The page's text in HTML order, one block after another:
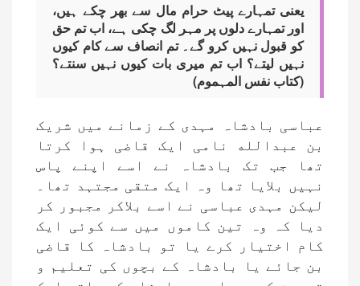
یعنی تمہارے پیٹ حرام مال سے بھر چکے ہیں،
اور تمہارے دلوں پر مہر لگ چکی ہے، اب تم حق
کو قبول نہیں کرو گے۔ تم انصاف سے کام کیوں
نہیں لیتے؟ اب تم میری بات کیوں نہیں سنتے؟
(کتاب نفس المہموم)
عباسی بادشاہ مہدی کے زمانے میں شریک
بن عبدالله نامی ایک قاضی ہوا کرتا
تھا جب تک بادشاہ نے اسے اپنے پاس
نہیں بلایا تھا وہ ایک متقی مجتہد تھا۔
لیکن مہدی عباسی نے اسے بلاکر مجبور کر
دیا کہ وہ تین کاموں میں سے کوئی ایک
کام اختیار کرے یا تو بادشاہ کا قاضی
بن جائے یا بادشاہ کے بچوں کی تعلیم و